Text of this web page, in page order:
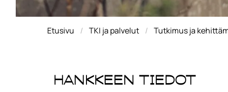
Etusivu TKI ja palvelut Tutkimus ja
Hankkeen tiedot